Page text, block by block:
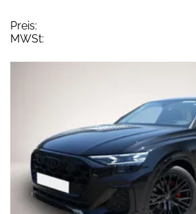
Preis:
MWSt: